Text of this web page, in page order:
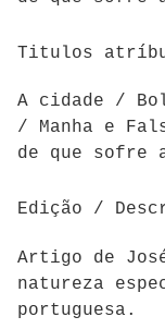
Titulos
A cidade /
/ Manha e
de que sofre
Edição /
Artigo de
natureza
portuguesa.